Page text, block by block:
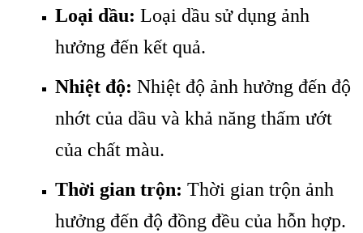
Loại dầu: Loại dầu sử dụng ảnh
hưởng đến kết quả.
Nhiệt độ: Nhiệt độ ảnh hưởng đến độ
nhớt của dầu và khả năng thấm ướt
của chất màu.
Thời gian trộn: Thời gian trộn ảnh
hưởng đến độ đồng đều của hỗn hợp.